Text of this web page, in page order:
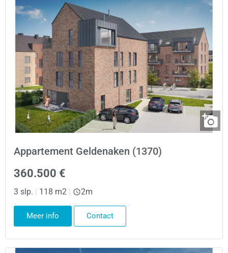
Appartement Geldenaken (1370)
360.500 €
3 slp. 118 m2 2m
Meer info Contact